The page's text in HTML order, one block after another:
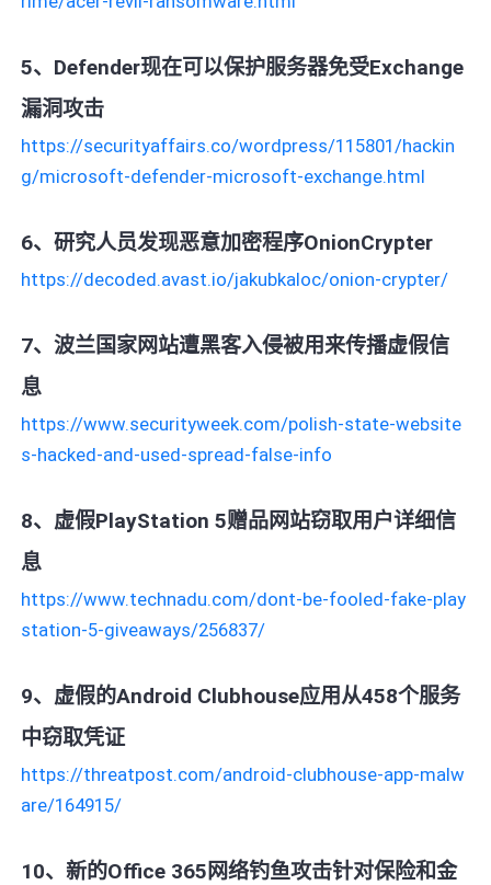
5、Defender现在可以保护服务器免受Exchange
漏洞攻击
https://securityaffairs.co/wordpress/115801/hackin
g/microsoft-defender-microsoft-exchange.html
6、研究人员发现恶意加密程序OnionCrypter
https://decoded.avast.io/jakubkaloc/onion-crypter/
7、波兰国家网站遭黑客入侵被用来传播虚假信
息
https://www.securityweek.com/polish-state-website
s-hacked-and-used-spread-false-info
8、虚假PlayStation 5赠品网站窃取用户详细信
息
https://www.technadu.com/dont-be-fooled-fake-play
station-5-giveaways/256837/
9、虚假的Android Clubhouse应用从458个服务
中窃取凭证
https://threatpost.com/android-clubhouse-app-malw
are/164915/
10、新的Office 365网络钓鱼攻击针对保险和金